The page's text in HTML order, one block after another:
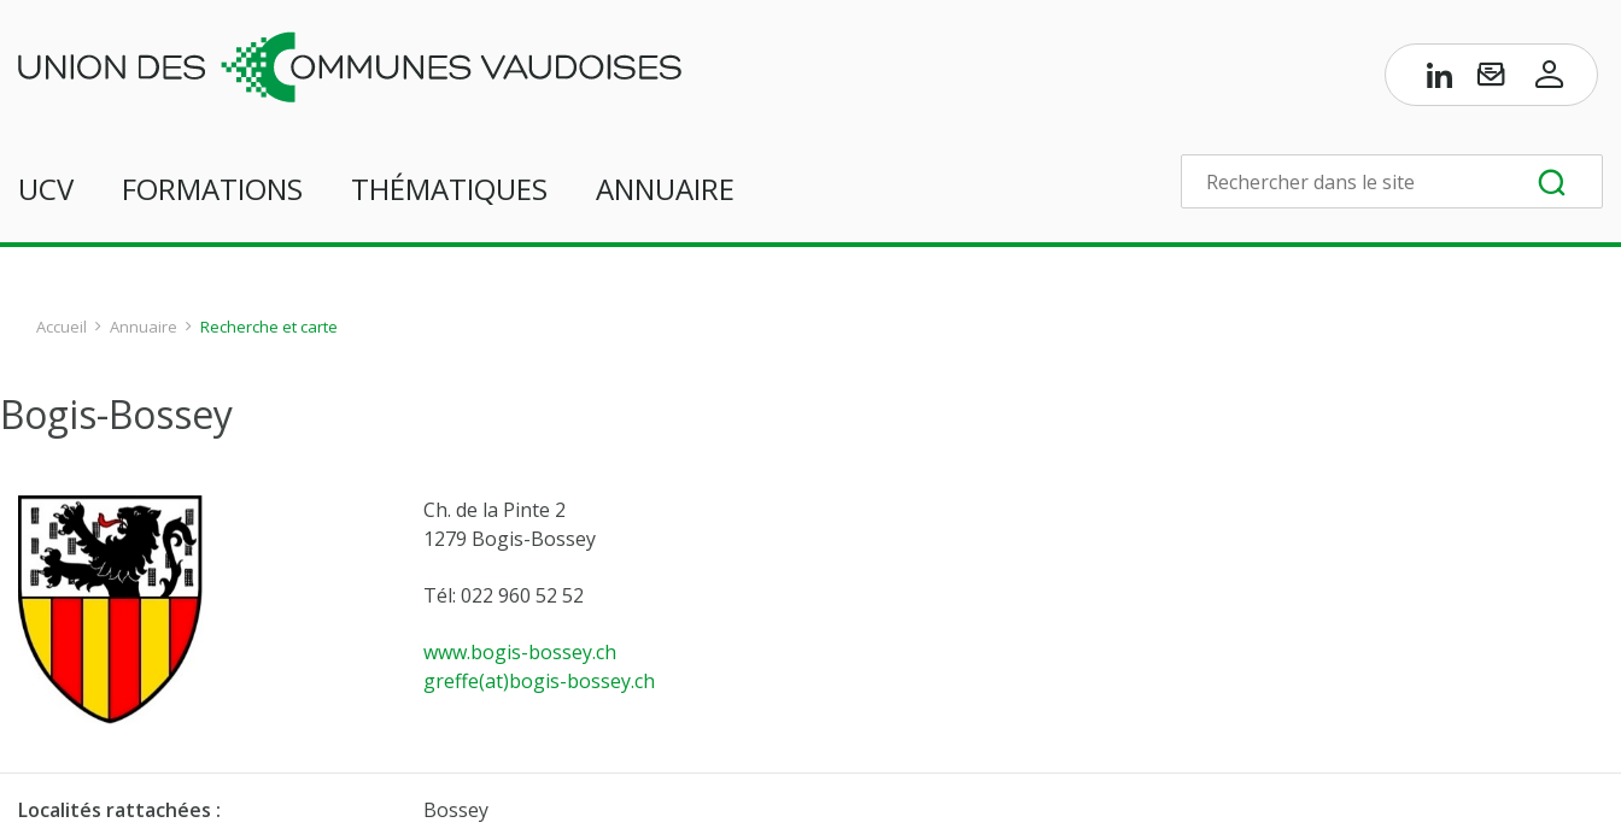
UCV FORMATIONS THÉMATIQUES ANNUAIRE
Accueil Annuaire Recherche et carte
Bogis-Bossey
Ch. de la Pinte 2
1279 Bogis-Bossey
Tél: 022 960 52 52
www.bogis-bossey.ch
greffe(at)bogis-bossey.ch
Localités rattachées : Bossey